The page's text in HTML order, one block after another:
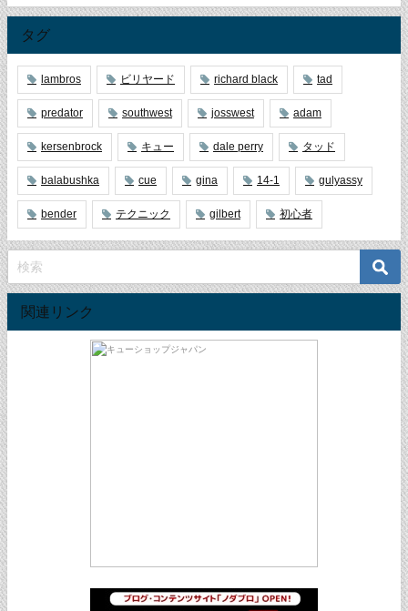
タグ
lambros ビリヤード richard black tad
predator southwest josswest adam
kersenbrock キュー dale perry タッド
balabushka cue gina 14-1 gulyassy
bender テクニック gilbert 初心者
関連リンク